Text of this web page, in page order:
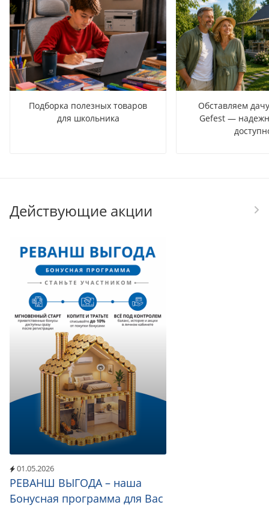
Подборка полезных товаров
для школьника
Обставляем
Gefest —
Действующие акции
01.05.2026
РЕВАНШ ВЫГОДА – наша
Бонусная программа для Вас